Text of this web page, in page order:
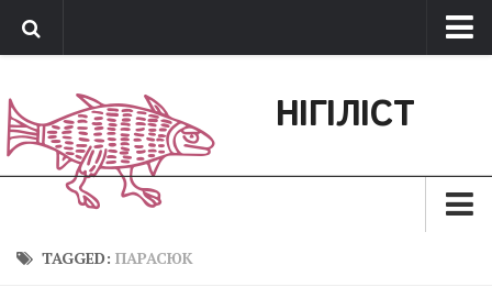
Обратная связь
Поддержать сайт
НІГІЛІСТ
Зараз
TAGGED: ПАРАСЮК